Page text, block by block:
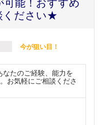
ください★
今が狙い目！
たのご経験、能力を
お気軽にご相談くださ